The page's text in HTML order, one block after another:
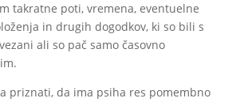
takratne poti, vremena, eventuelne
in drugih dogodkov, ki so bili s
ali so pač samo časovno
priznati, da ima psiha res pomembno